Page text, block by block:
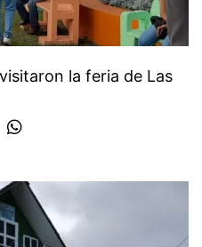
la feria de Las